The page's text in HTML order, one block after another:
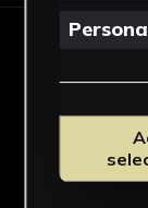
Rector